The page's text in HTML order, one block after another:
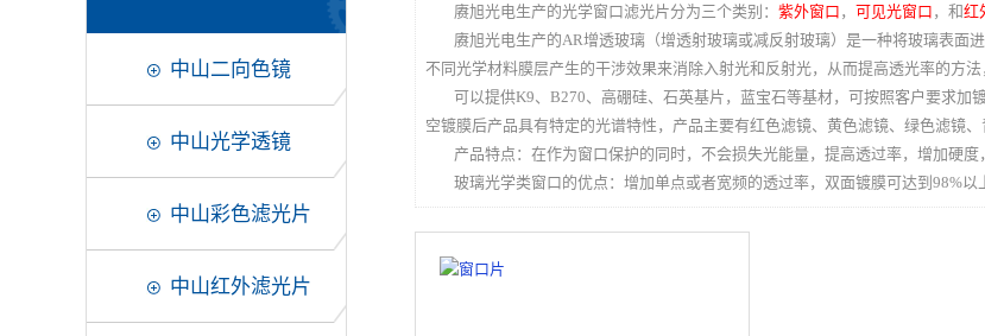
中山二向色镜
中山光学透镜
中山彩色滤光片
中山红外滤光片
赓旭光电生产的光学窗口滤光片分为三个类别： 紫外窗口 ， 可见光窗口 ，和红
赓旭光电生产的AR增透玻璃（增透射玻璃或减反射玻璃）是一种将玻璃表面
不同光学材料膜层产生的干涉效果来消除入射光和反射光，从而提高透光率的方法
可以提供K9、B270、高硼硅、石英基片，蓝宝石等基材，可按照客户要求加
空镀膜后产品具有特定的光谱特性，产品主要有红色滤镜、黄色滤镜、绿色滤镜
产品特点：在作为窗口保护的同时，不会损失光能量，提高透过率，增加硬度
玻璃光学类窗口的优点：增加单点或者宽频的透过率，双面镀膜可达到98%